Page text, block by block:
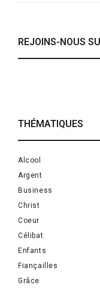
REJOINS-NOUS
THÉMATIQUES
Alcool
Argent
Business
Christ
Coeur
Célibat
Enfants
Fiançailles
Grâce